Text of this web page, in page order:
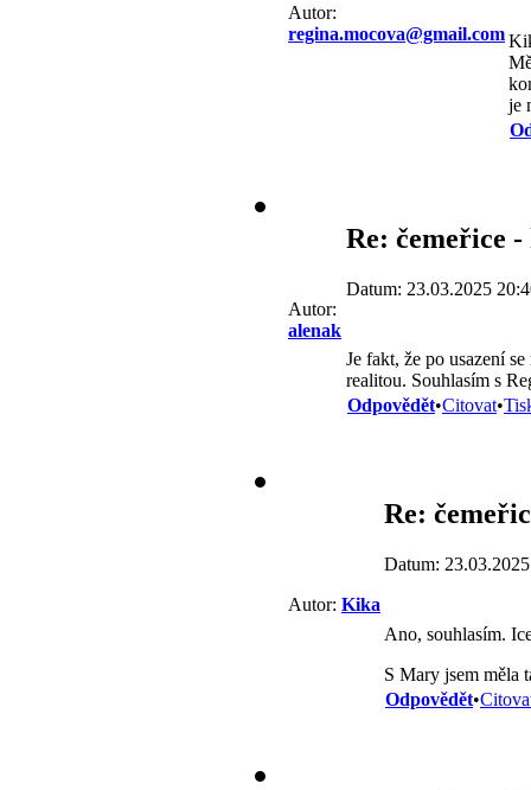
Autor:
regina.mocova@gmail.com
je
Autor:
alenak
Re: čemeřice
Datum: 23.03.2025
Je fakt, že po usazení
realitou. Souhlasím s
Odpovědět•Citovat•
Autor: Kika
Re:
Datum:
Ano, souhlasím.
S Mary jsem měla
Odpovědět•